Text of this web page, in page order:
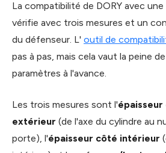
La compatibilité de DORY avec
vérifie avec trois mesures et un
du défenseur. L' outil de
pas à pas, mais cela vaut la peine
paramètres à l'avance.
Les trois mesures sont l'
extérieur (de l'axe du cylindre au
porte), l'épaisseur côté intérieur